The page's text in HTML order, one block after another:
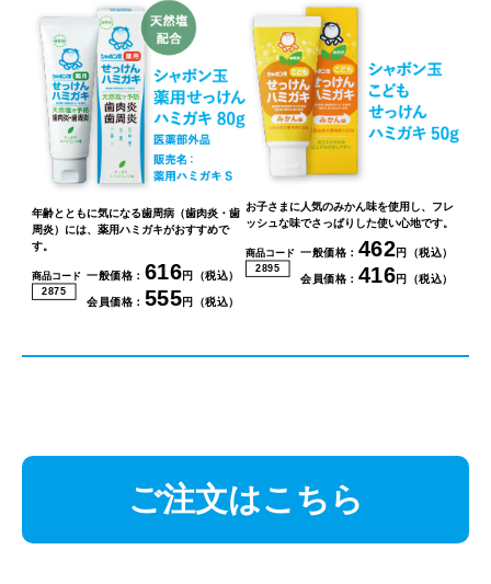
年齢とともに気になる歯周病（歯肉炎・歯
周炎）には、薬用ハミガキがおすすめで
す。
商品コード
2875
一般価格： 616円（税込）
会員価格： 555円（税込）
お子さまに人気のみかん味を使用し、フレ
ッシュな味でさっぱりした使い心地です。
商品コード
2895
一般価格： 462円（税込）
会員価格： 416円（税込）
ご注文はこちら